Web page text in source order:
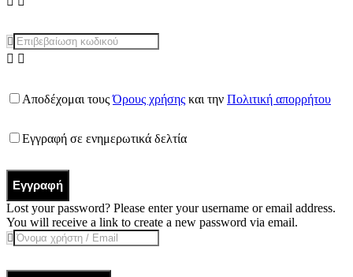
Αποδέχομαι τουςΌρους χρήσης και την Πολιτική απορρήτου
Εγγραφή σε ενημερωτικά δελτία
Εγγραφή
Lost your password? Please enter your username or email address.
You will receive a link to create a new password via email.